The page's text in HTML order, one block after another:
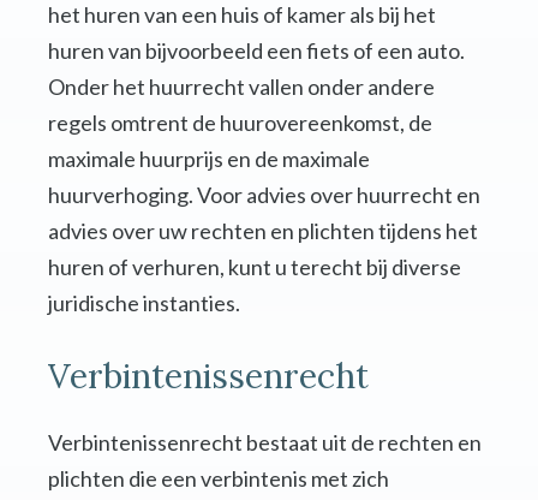
het huren van een huis of kamer als bij het
huren van bijvoorbeeld een fiets of een auto.
Onder het huurrecht vallen onder andere
regels omtrent de huurovereenkomst, de
maximale huurprijs en de maximale
huurverhoging. Voor advies over huurrecht en
advies over uw rechten en plichten tijdens het
huren of verhuren, kunt u terecht bij diverse
juridische instanties.
Verbintenissenrecht
Verbintenissenrecht bestaat uit de rechten en
plichten die een verbintenis met zich